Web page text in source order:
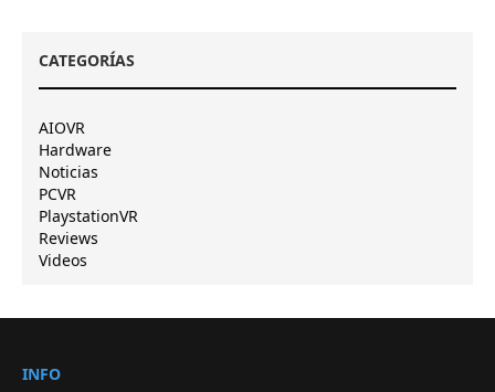
CATEGORÍAS
AIOVR
Hardware
Noticias
PCVR
PlaystationVR
Reviews
Videos
INFO